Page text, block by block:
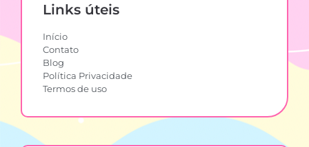
Links úteis
Início
Contato
Blog
Política Privacidade
Termos de uso